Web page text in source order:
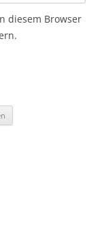
diesem Browser